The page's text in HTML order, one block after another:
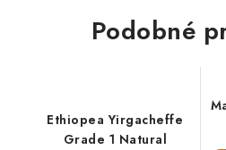
Podobné
Ethiopea Yirgacheffe
Grade 1 Natural